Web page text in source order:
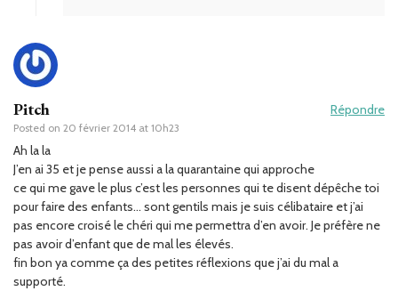
Pitch
Posted on 20 février 2014 at 10h23
Répondre
Ah la la
J’en ai 35 et je pense aussi a la quarantaine qui approche
ce qui me gave le plus c’est les personnes qui te disent dépêche toi
pour faire des enfants… sont gentils mais je suis célibataire et j’ai
pas encore croisé le chéri qui me permettra d’en avoir. Je préfère ne
pas avoir d’enfant que de mal les élevés.
fin bon ya comme ça des petites réflexions que j’ai du mal a
supporté.